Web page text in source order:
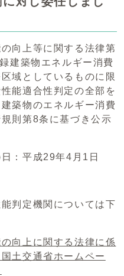
向上等に関する法律第
建築物エネルギー消費
域としているものに限
能適合性判定の全部を
築物のエネルギー消費
則第8条に基づき公示
：平成29年4月1日
判定機関については下
向上に関する法律に係
土交通省ホームペー